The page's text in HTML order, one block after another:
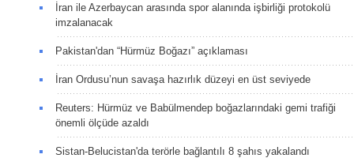
İran ile Azerbaycan arasında spor alanında işbirliği protokolü
imzalanacak
Pakistan'dan “Hürmüz Boğazı” açıklaması
İran Ordusu’nun savaşa hazırlık düzeyi en üst seviyede
Reuters: Hürmüz ve Babülmendep boğazlarındaki gemi trafiği
önemli ölçüde azaldı
Sistan-Belucistan'da terörle bağlantılı 8 şahıs yakalandı